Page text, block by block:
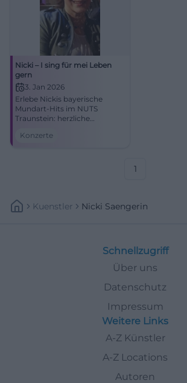
Nicki – I sing für mei Leben
gern
3. Jan 2026
Erlebe Nickis bayerische
Mundart-Hits im NUTS
Traunstein: herzliche
echter Bayernpop. Sichere dir
Konzerte
1
Kuenstler Nicki Saengerin
Schnellzugriff
Über uns
Datenschutz
Impressum
Weitere Links
A-Z Künstler
A-Z Locations
Autoren